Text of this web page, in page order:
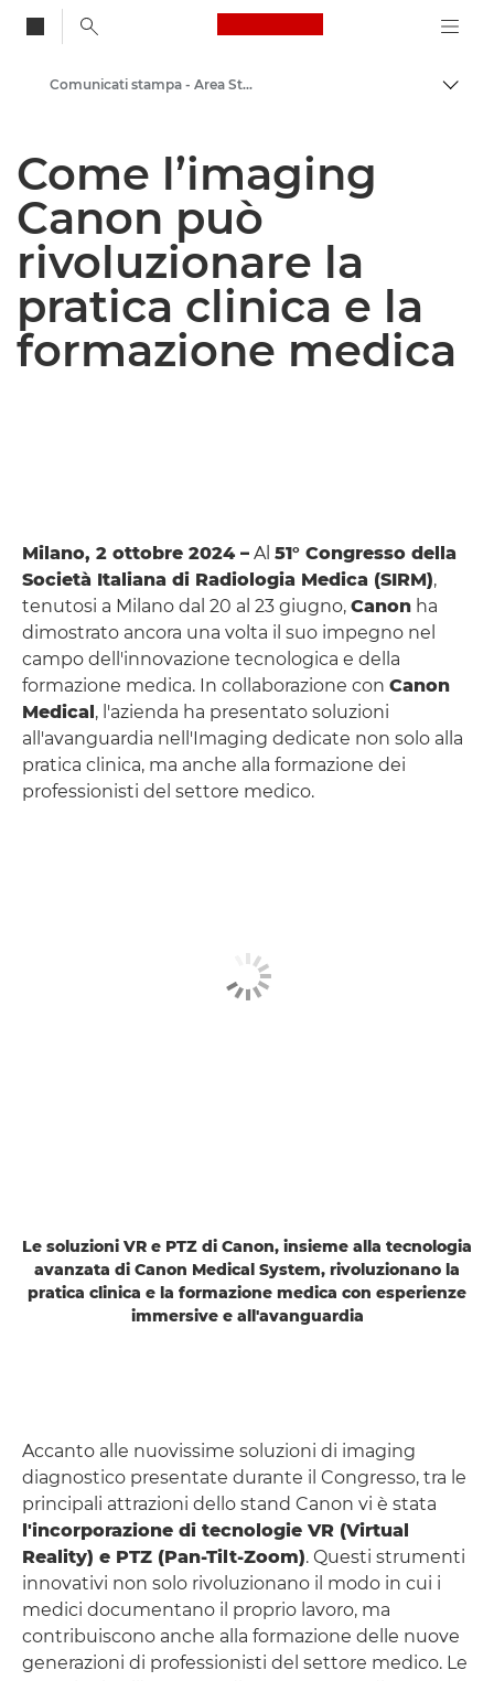
Canon Logo, back
Area stampa
Comunicati stampa - Area Stampa di Canon
Come l’imaging
Canon può
rivoluzionare la
pratica clinica e la
formazione medica
Milano, 2 ottobre 2024 – Al 51° Congresso della
Società Italiana di Radiologia Medica (SIRM),
tenutosi a Milano dal 20 al 23 giugno, Canon ha
dimostrato ancora una volta il suo impegno nel
campo dell'innovazione tecnologica e della
formazione medica. In collaborazione con Canon
Medical, l'azienda ha presentato soluzioni
all'avanguardia nell'Imaging dedicate non solo alla
pratica clinica, ma anche alla formazione dei
professionisti del settore medico.
Le soluzioni VR e PTZ di Canon, insieme alla tecnologia
avanzata di Canon Medical System, rivoluzionano la
pratica clinica e la formazione medica con esperienze
immersive e all'avanguardia
Accanto alle nuovissime soluzioni di imaging
diagnostico presentate durante il Congresso, tra le
principali attrazioni dello stand Canon vi è stata
l'incorporazione di tecnologie VR (Virtual
Reality) e PTZ (Pan-Tilt-Zoom). Questi strumenti
innovativi non solo rivoluzionano il modo in cui i
medici documentano il proprio lavoro, ma
contribuiscono anche alla formazione delle nuove
generazioni di professionisti del settore medico. Le